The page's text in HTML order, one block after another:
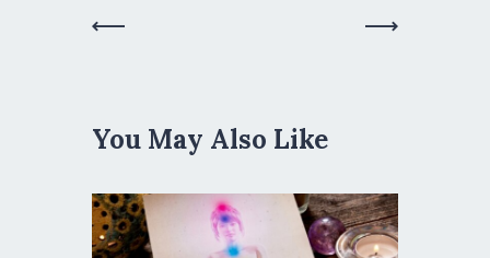
You May Also Like